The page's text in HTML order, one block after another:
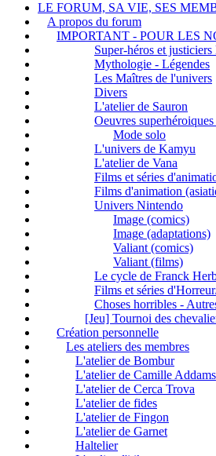
LE FORUM, SA VIE, SES
A propos du forum
IMPORTANT - POUR LES
Super-héros et justiciers
Mythologie - Légendes
Les Maîtres de l'univers
Divers
L'atelier de Sauron
Oeuvres
Mode solo
L'univers de Kamyu
L'atelier de Vana
Films et séries
Films d'animation
Univers Nintendo
Image (comics)
Image (adaptations)
Valiant (comics)
Valiant (films)
Le cycle de Franck
Films et séries
Choses horribles -
[Jeu] Tournoi des
Création personnelle
Les ateliers des membres
L'atelier de Bombur
L'atelier de Camille Addams
L'atelier de Cerca Trova
L'atelier de fides
L'atelier de Fingon
L'atelier de Garnet
Haltelier